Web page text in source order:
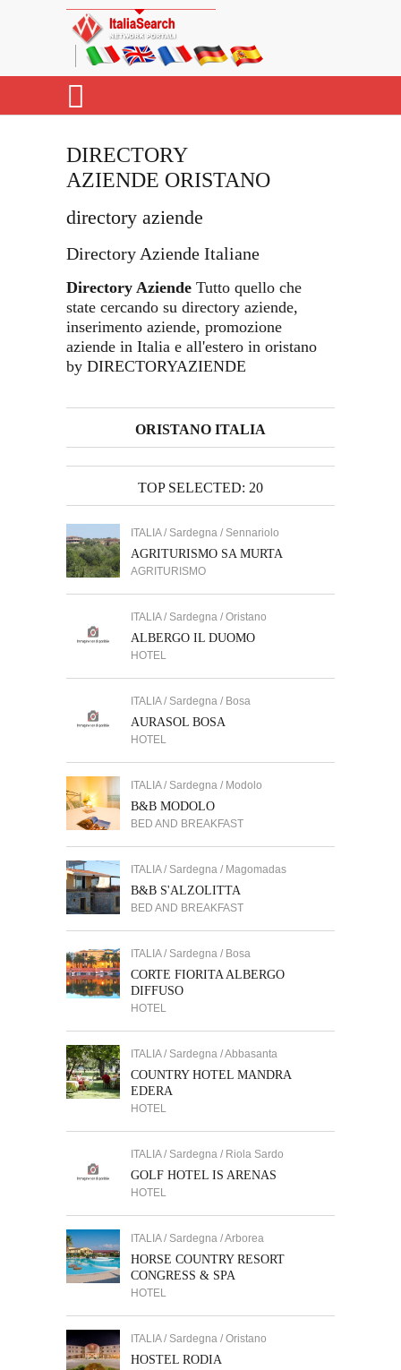
DIRECTORY
AZIENDE ORISTANO
directory aziende
Directory Aziende Italiane
Directory Aziende Tutto quello che
state cercando su directory aziende,
inserimento aziende, promozione
aziende in Italia e all'estero in oristano
by DIRECTORYAZIENDE
ORISTANO ITALIA
TOP SELECTED: 20
ITALIA / Sardegna / Sennariolo
AGRITURISMO SA MURTA
AGRITURISMO
ITALIA / Sardegna / Oristano
ALBERGO IL DUOMO
HOTEL
ITALIA / Sardegna / Bosa
AURASOL BOSA
HOTEL
ITALIA / Sardegna / Modolo
B&B MODOLO
BED AND BREAKFAST
ITALIA / Sardegna / Magomadas
B&B S'ALZOLITTA
BED AND BREAKFAST
ITALIA / Sardegna / Bosa
CORTE FIORITA ALBERGO
DIFFUSO
HOTEL
ITALIA / Sardegna / Abbasanta
COUNTRY HOTEL MANDRA
EDERA
HOTEL
ITALIA / Sardegna / Riola Sardo
GOLF HOTEL IS ARENAS
HOTEL
ITALIA / Sardegna / Arborea
HORSE COUNTRY RESORT
CONGRESS & SPA
HOTEL
ITALIA / Sardegna / Oristano
HOSTEL RODIA